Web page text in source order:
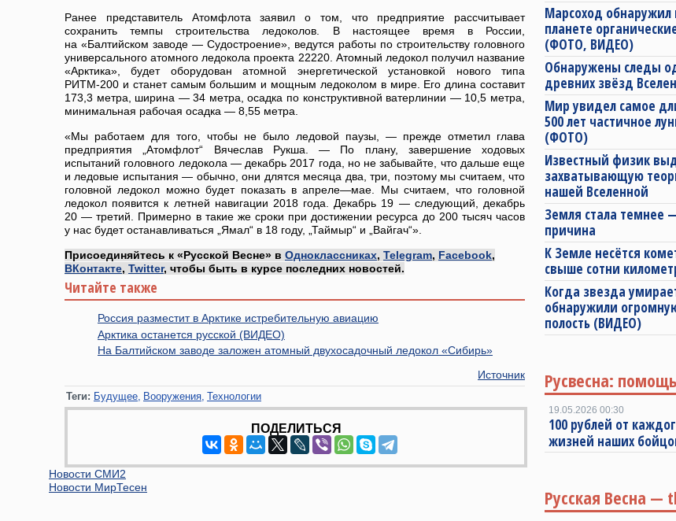
Ранее представитель Атомфлота заявил о том, что предприятие рассчитывает
сохранить темпы строительства ледоколов. В настоящее время в России,
на «Балтийском заводе — Судостроение», ведутся работы по строительству головного
универсального атомного ледокола проекта 22220. Атомный ледокол получил название
«Арктика», будет оборудован атомной энергетической установкой нового типа
РИТМ-200 и станет самым большим и мощным ледоколом в мире. Его длина составит
173,3 метра, ширина — 34 метра, осадка по конструктивной ватерлинии — 10,5 метра,
минимальная рабочая осадка — 8,55 метра.
«Мы работаем для того, чтобы не было ледовой паузы, — прежде отметил глава
предприятия „Атомфлот“ Вячеслав Рукша. — По плану, завершение ходовых
испытаний головного ледокола — декабрь 2017 года, но не забывайте, что дальше еще
и ледовые испытания — обычно, они длятся месяца два, три, поэтому мы считаем, что
головной ледокол можно будет показать в апреле—мае. Мы считаем, что головной
ледокол появится к летней навигации 2018 года. Декабрь 19 — следующий, декабрь
20 — третий. Примерно в такие же сроки при достижении ресурса до 200 тысяч часов
у нас будет останавливаться „Ямал“ в 18 году, „Таймыр“ и „Вайгач“».
Присоединяйтесь к «Русской Весне» в Одноклассниках, Telegram, Facebook,
ВКонтакте, Twitter, чтобы быть в курсе последних новостей.
Читайте также
Россия разместит в Арктике истребительную авиацию
Арктика останется русской (ВИДЕО)
На Балтийском заводе заложен атомный двухосадочный ледокол «Сибирь»
Источник
Теги: Будущее Вооружения Технологии
ПОДЕЛИТЬСЯ
Новости СМИ2
Новости МирТесен
Марсоход обнаружил
планете
(ФОТО, ВИДЕО)
Обнаружены следы
древних звёзд
Мир увидел самое
500 лет частичное
(ФОТО)
Известный физик
захватывающую
нашей Вселенной
Земля стала темнее
причина
К Земле несётся
свыше сотни
Когда звезда
обнаружили
полость (ВИДЕО)
Русвесна:
19.05.2026 00:30
100 рублей от
жизней наших
Русская Весна —